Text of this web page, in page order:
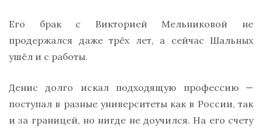
Его брак с Викторией Мельниковой не
продержался даже трёх лет, а сейчас Шальных
ушёл и с работы.
Денис долго искал подходящую профессию —
поступал в разные университеты как в России, так
и за границей, но нигде не доучился. На его счету